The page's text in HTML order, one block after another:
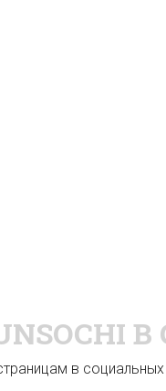
В
в социальных